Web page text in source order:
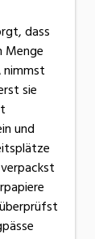
dass
Menge
nimmst
sie
und